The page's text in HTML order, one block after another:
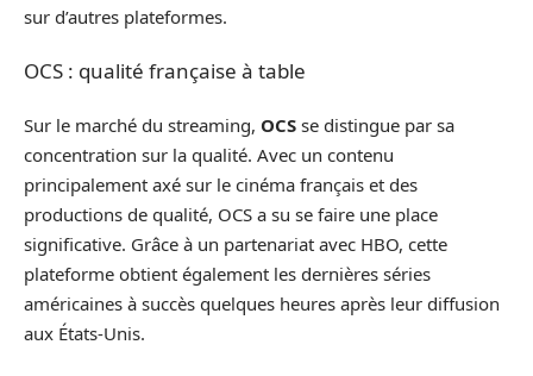
sur d’autres plateformes.
OCS : qualité française à table
Sur le marché du streaming, OCS se distingue par sa
concentration sur la qualité. Avec un contenu
principalement axé sur le cinéma français et des
productions de qualité, OCS a su se faire une place
significative. Grâce à un partenariat avec HBO, cette
plateforme obtient également les dernières séries
américaines à succès quelques heures après leur diffusion
aux États-Unis.